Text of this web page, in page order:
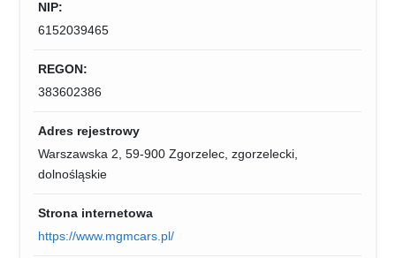
NIP:
6152039465
REGON:
383602386
Adres rejestrowy
Warszawska 2, 59-900 Zgorzelec, zgorzelecki,
dolnośląskie
Strona internetowa
https://www.mgmcars.pl/